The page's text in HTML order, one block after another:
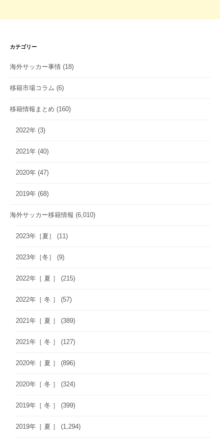
カテゴリー
海外サッカー事情 (18)
移籍市場コラム (6)
移籍情報まとめ (160)
2022年 (3)
2021年 (40)
2020年 (47)
2019年 (68)
海外サッカー移籍情報 (6,010)
2023年［夏］ (11)
2023年［冬］ (9)
2022年［ 夏 ］ (215)
2022年［ 冬 ］ (57)
2021年［ 夏 ］ (389)
2021年［ 冬 ］ (127)
2020年［ 夏 ］ (896)
2020年［ 冬 ］ (324)
2019年［ 冬 ］ (399)
2019年［ 夏 ］ (1,294)